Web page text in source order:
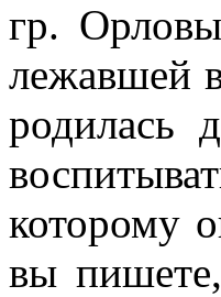
гр.
лежавшей
родилась
которому
вы